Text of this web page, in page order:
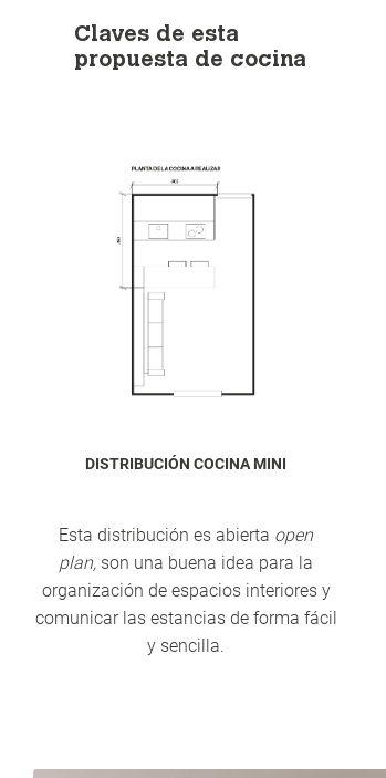
Claves de esta
propuesta de cocina
DISTRIBUCIÓN COCINA MINI
Esta distribución es abierta open
plan, son una buena idea para la
organización de espacios interiores y
comunicar las estancias de forma fácil
y sencilla.